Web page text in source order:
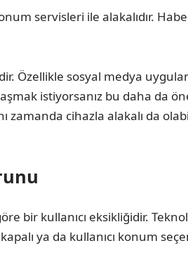
servisleri ile alakalıdır.
Özellikle sosyal medya
istiyorsanız bu daha da
zamanda cihazla alakalı da
kullanıcı eksikliğidir.
ya da kullanıcı konum